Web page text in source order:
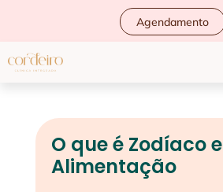
Agendamento
O que é Zodíaco e
Alimentação